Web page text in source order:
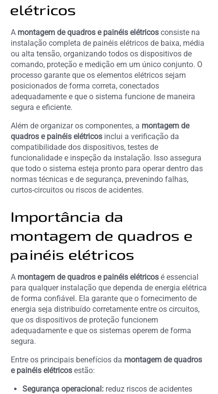
elétricos
A montagem de quadros e painéis elétricos consiste na
instalação completa de painéis elétricos de baixa, média
ou alta tensão, organizando todos os dispositivos de
comando, proteção e medição em um único conjunto. O
processo garante que os elementos elétricos sejam
posicionados de forma correta, conectados
adequadamente e que o sistema funcione de maneira
segura e eficiente.
Além de organizar os componentes, a montagem de
quadros e painéis elétricos inclui a verificação da
compatibilidade dos dispositivos, testes de
funcionalidade e inspeção da instalação. Isso assegura
que todo o sistema esteja pronto para operar dentro das
normas técnicas e de segurança, prevenindo falhas,
curtos-circuitos ou riscos de acidentes.
Importância da
montagem de quadros e
painéis elétricos
A montagem de quadros e painéis elétricos é essencial
para qualquer instalação que dependa de energia elétrica
de forma confiável. Ela garante que o fornecimento de
energia seja distribuído corretamente entre os circuitos,
que os dispositivos de proteção funcionem
adequadamente e que os sistemas operem de forma
segura.
Entre os principais benefícios da montagem de quadros
e painéis elétricos estão:
Segurança operacional: reduz riscos de acidentes